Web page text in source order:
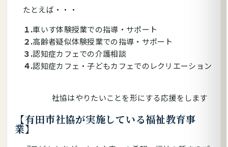
たとえば・・・
１.車いす体験授業での指導・サポート
２.高齢者疑似体験授業での指導・サポート
３.認知症カフェでの介護相談
４.認知症カフェ・子どもカフェでのレクリエーション
社協はやりたいことを形にする応援をします
【有田市社協が実施している福祉教育事
業】